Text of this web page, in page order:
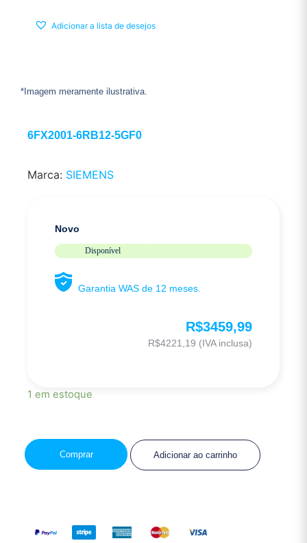
Adicionar a lista de desejos
*Imagem meramente ilustrativa.
6FX2001-6RB12-5GF0
Marca: SIEMENS
Novo
Disponível
Garantia WAS de 12 meses.
R$3459,99
R$4221,19 (IVA inclusa)
1 em estoque
Adicionar ao carrinho
Comprar